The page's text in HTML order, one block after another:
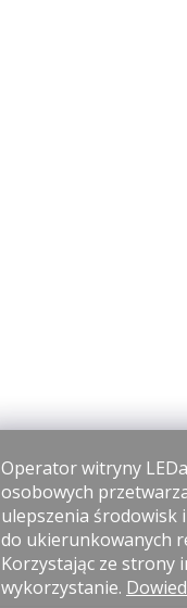
Operator witryny
osobowych
ulepszenia środowisk
do ukierunkowanych
Korzystając ze strony
wykorzystanie.